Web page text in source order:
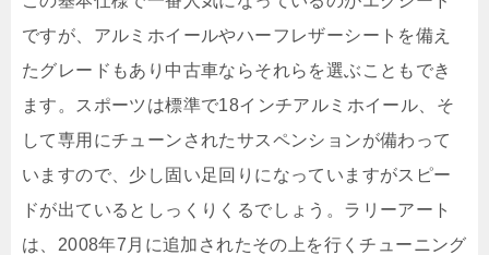
ですが、アルミホイールやハーフレザーシートを備え
たグレードもあり中古車ならそれらを選ぶこともでき
ます。スポーツは標準で18インチアルミホイール、そ
して専用にチューンされたサスペンションが備わって
いますので、少し固い足回りになっていますがスピー
ドが出ているとしっくりくるでしょう。ラリーアート
は、2008年7月に追加されたその上を行くチューニング